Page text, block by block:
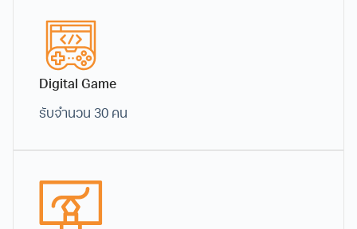
Digital Game
รับจำนวน 30 คน
2. Animation Project Base (*เฉพาะ ม.6)
หลักสูตรสำหรับผู้ที่มีพื้นฐานด้านแอนนิเมชัน เพื่อพัฒนาผลงานใน
เรียนรู้และปฏิบัติจริงในการทำโครงงานอนิเมชัน 2
กำหนดการ:
ช่องทางการติดต่อ: